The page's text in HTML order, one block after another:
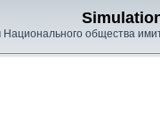
общества